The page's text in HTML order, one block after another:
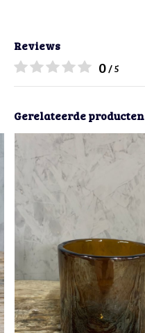
Reviews
0/ 5
Gerelateerde producten